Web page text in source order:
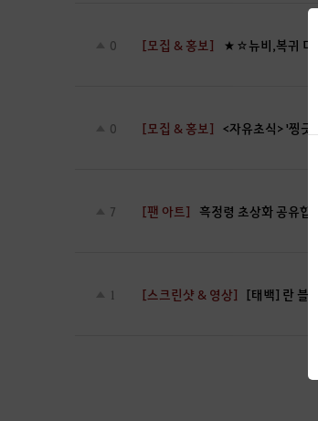
[모집 & 홍보] ★☆뉴비,복귀 다
0
[모집 & 홍보] <자유초식> '찡긋'
0
[팬 아트] 흑정령 초상화 공유합
7
[스크린샷 & 영상] [태백] 란 블랙
1